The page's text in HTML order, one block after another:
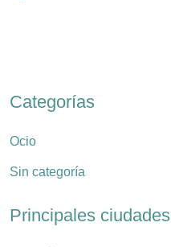
Categorías
Ocio
Sin categoría
Principales ciudades